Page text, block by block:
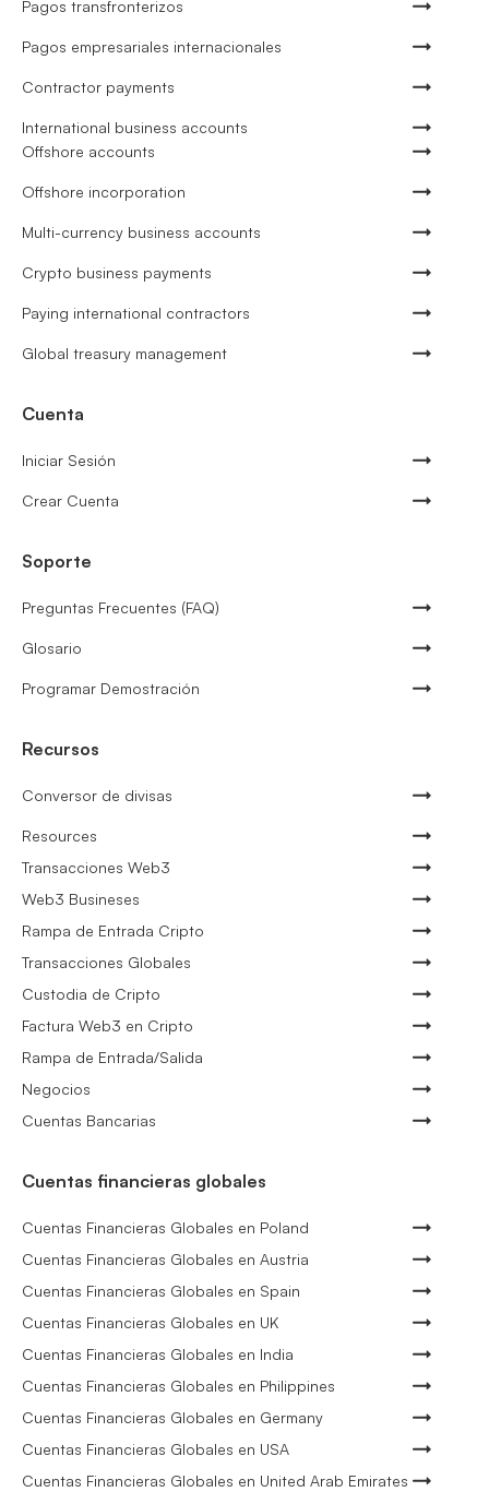
Pagos transfronterizos
Pagos empresariales internacionales
Contractor payments
International business accounts
Offshore accounts
Offshore incorporation
Multi-currency business accounts
Crypto business payments
Paying international contractors
Global treasury management
Cuenta
Iniciar Sesión
Crear Cuenta
Soporte
Preguntas Frecuentes (FAQ)
Glosario
Programar Demostración
Recursos
Conversor de divisas
Resources
Transacciones Web3
Web3 Busineses
Rampa de Entrada Cripto
Transacciones Globales
Custodia de Cripto
Factura Web3 en Cripto
Rampa de Entrada/Salida
Negocios
Cuentas Bancarias
Cuentas financieras globales
Cuentas Financieras Globales en Poland
Cuentas Financieras Globales en Austria
Cuentas Financieras Globales en Spain
Cuentas Financieras Globales en UK
Cuentas Financieras Globales en India
Cuentas Financieras Globales en Philippines
Cuentas Financieras Globales en Germany
Cuentas Financieras Globales en USA
Cuentas Financieras Globales en United Arab Emirates